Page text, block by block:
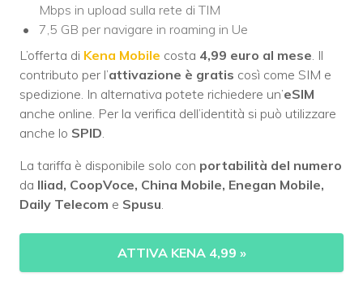
Mbps in upload sulla rete di TIM
7,5 GB per navigare in roaming in Ue
L’offerta di Kena Mobile costa 4,99 euro al mese . Il
contributo per l’attivazione è gratis così come SIM e
spedizione. In alternativa potete richiedere un’eSIM
anche online. Per la verifica dell’identità si può utilizzare
anche lo SPID
La tariffa è disponibile solo con portabilità del numero
da Iliad, CoopVoce, China Mobile, Enegan Mobile,
Daily Telecom e Spusu
ATTIVA KENA 4,99 »